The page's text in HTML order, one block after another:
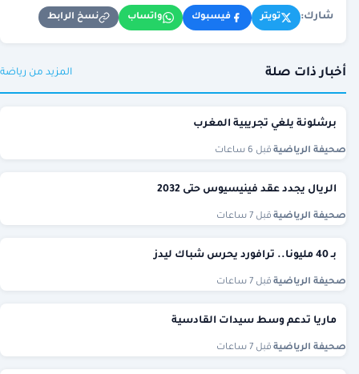
شارك: تويتر فيسبوك واتساب نسخ الرابط
أخبار ذات صلة المزيد من رياضة
برشلونة يلغي تجريبية المغرب
صحيفة الرياضية قبل 6 ساعات
الريال يجدد عقد فينيسيوس حتى 2032
صحيفة الرياضية قبل 7 ساعات
بـ 40 مليونا.. ترافورد يحرس شباك ليدز
صحيفة الرياضية قبل 7 ساعات
ماريا تدعم وسط سيدات القادسية
صحيفة الرياضية قبل 7 ساعات